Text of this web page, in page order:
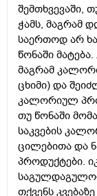
შემთხვევაში,
ჭამს, მაგრამ
საერთოდ არ
წონაში
მაგრამ
ცხიმი) და
კალორიულ
თუ წონაში
საკვების
ცილებითა და
პროდუქტები.
თქვენს